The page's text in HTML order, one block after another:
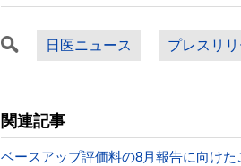
日医ニュース プレスリ
関連記事
ベースアップ評価料の8月報告に向けた